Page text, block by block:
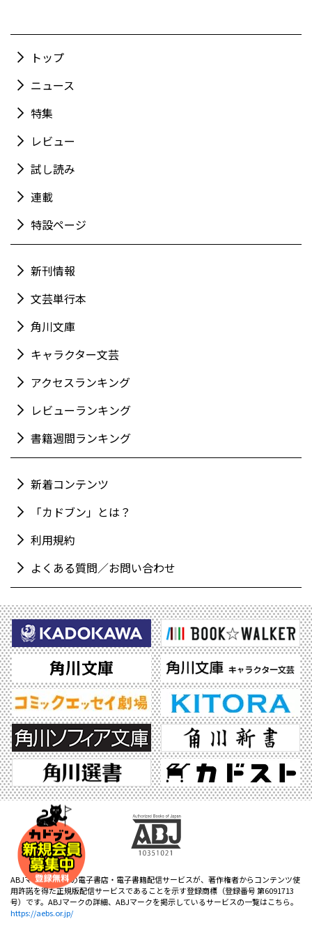
トップ
ニュース
特集
レビュー
試し読み
連載
特設ページ
新刊情報
文芸単行本
角川文庫
キャラクター文芸
アクセスランキング
レビューランキング
書籍週間ランキング
新着コンテンツ
「カドブン」とは？
利用規約
よくある質問／お問い合わせ
ABJマークは、この電子書店・電子書籍配信サービスが、著作権者からコンテンツ使
用許諾を得た正規版配信サービスであることを示す登録商標（登録番号 第6091713
号）です。ABJマークの詳細、ABJマークを掲示しているサービスの一覧はこちら。
https://aebs.or.jp/